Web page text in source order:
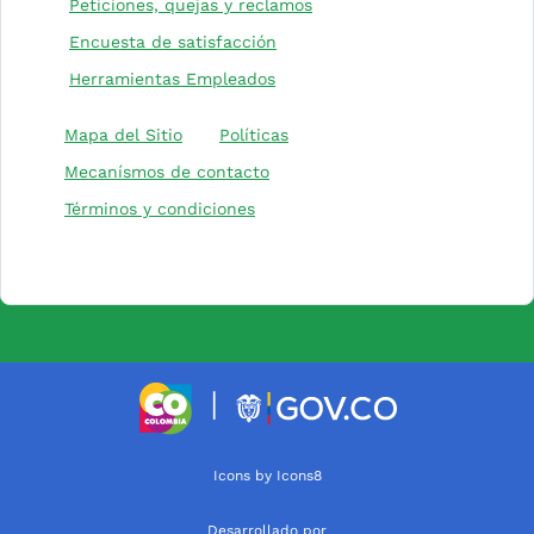
Peticiones, quejas y reclamos
Encuesta de satisfacción
Herramientas Empleados
Mapa del Sitio Políticas(Este enlace abrirá una
Mecanísmos de contacto
Términos y condiciones
(Este enlace abrirá una nueva
|
Icons by Icons8(Este enlace abrirá una nueva
Desarrollado por